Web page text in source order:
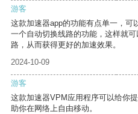
游客
这款加速器app的功能有点单一，可
一个自动切换线路的功能，这样就
路，从而获得更好的加速效果。
2024-10-09
游客
这款加速器VPM应用程序可以给你
助你在网络上自由移动。